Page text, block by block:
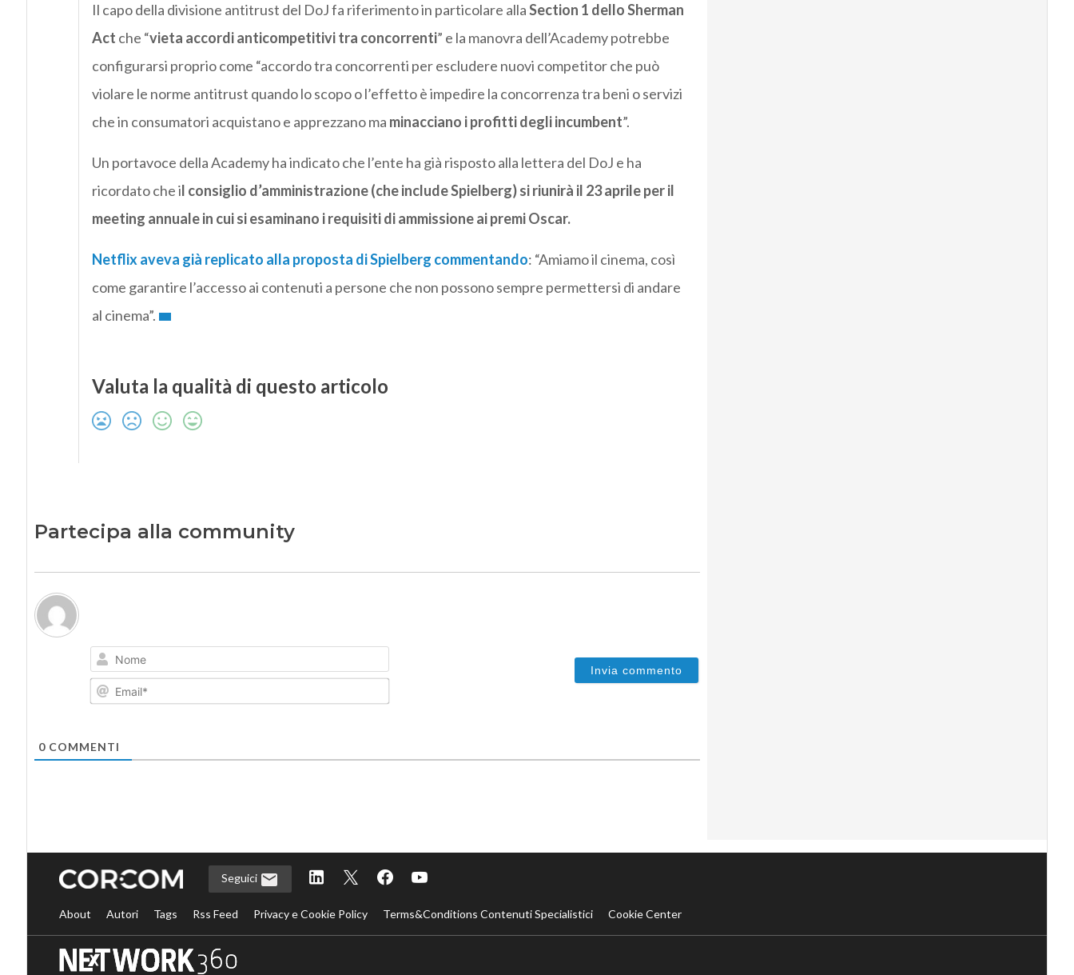
Il capo della divisione antitrust del DoJ fa riferimento in particolare allaSection 1 dello Sherman
Act che “vieta accordi anticompetitivi tra concorrenti” e la manovra dell’Academy potrebbe
configurarsi proprio come “accordo tra concorrenti per escludere nuovi competitor che può
violare le norme antitrust quando lo scopo o l’effetto è impedire la concorrenza tra beni o servizi
che in consumatori acquistano e apprezzano ma minacciano i profitti degli incumbent”.
Un portavoce della Academy ha indicato che l’ente ha già risposto alla lettera del DoJ e ha
ricordato che il consiglio d’amministrazione (che include Spielberg) si riunirà il 23 aprile per il
meeting annuale in cui si esaminano i requisiti di ammissione ai premi Oscar.
Netflix aveva già replicato alla proposta di Spielberg commentando: “Amiamo il cinema, così
come garantire l’accesso ai contenuti a persone che non possono sempre permettersi di andare
al cinema”.
Valuta la qualità di questo articolo
Partecipa alla community
Nome
Email*
0COMMENTI
Seguici
About Autori Tags Rss Feed Privacy e Cookie Policy Terms&Conditions Contenuti Specialistici Cookie Center